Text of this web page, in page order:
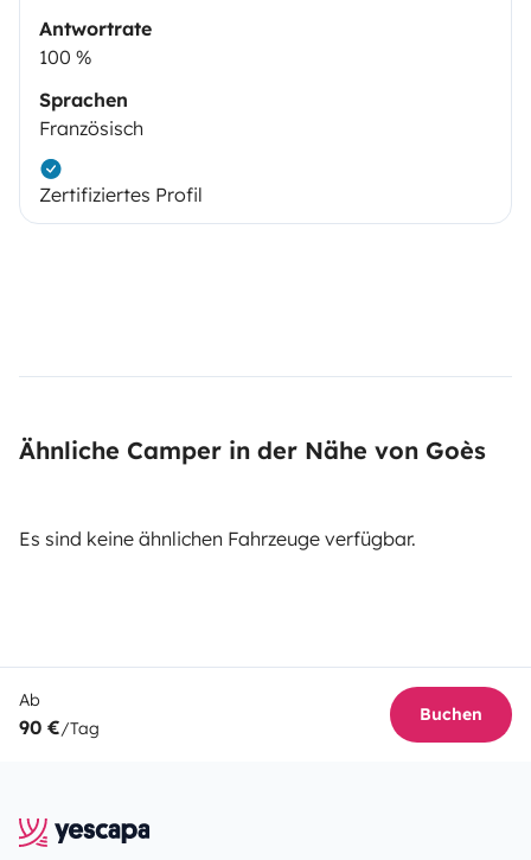
Antwortrate
100 %
Sprachen
Französisch
Zertifiziertes Profil
Ähnliche Camper in der Nähe von Goès
Es sind keine ähnlichen Fahrzeuge verfügbar.
Ab
90 €/Tag
Buchen